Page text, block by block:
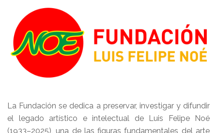
La Fundación se dedica a preservar, investigar y difundir
el legado artístico e intelectual de Luis Felipe Noé
(1933–2025), una de las figuras fundamentales del arte